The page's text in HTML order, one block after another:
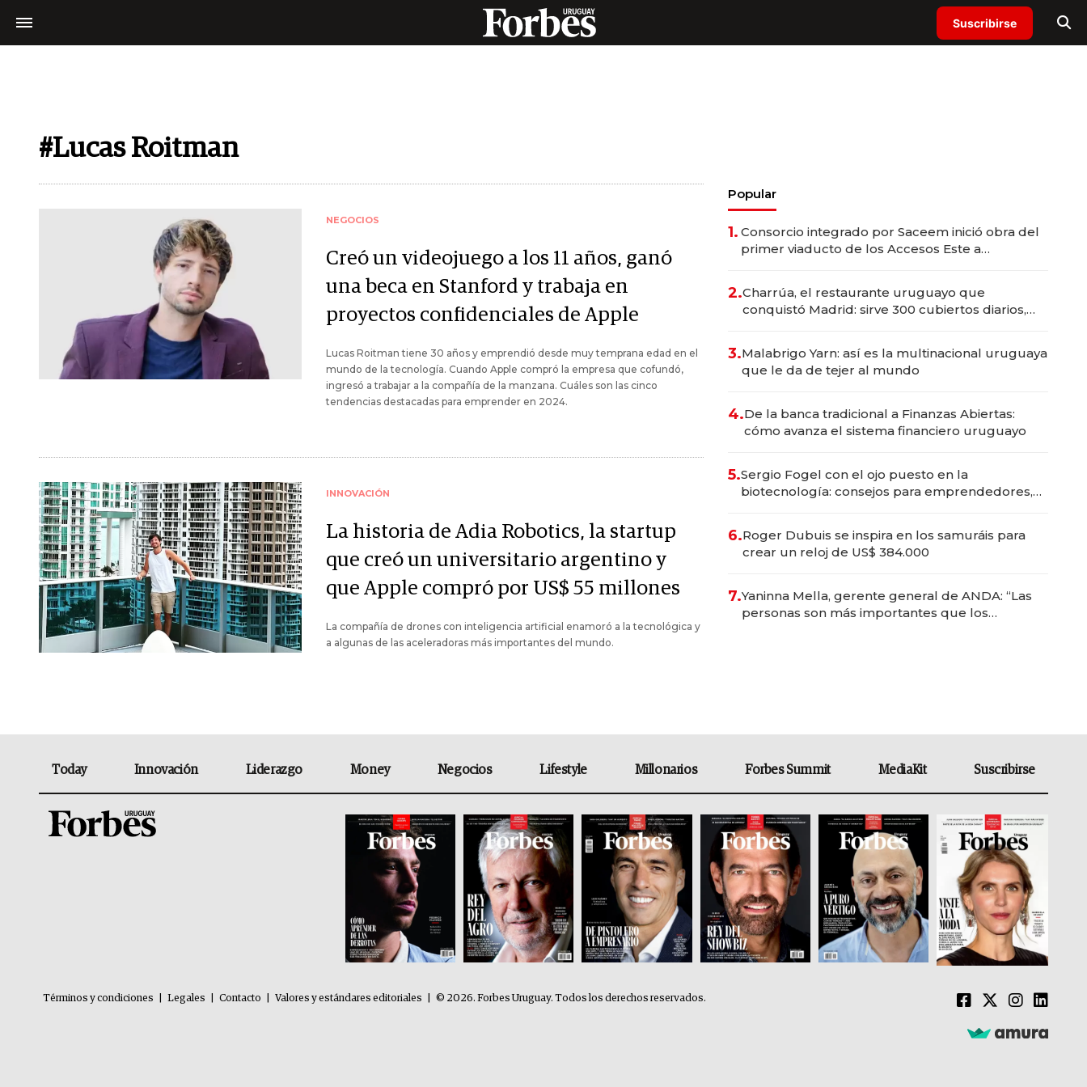
Suscribirse
#Lucas Roitman
NEGOCIOS
Creó un videojuego a los 11 años, ganó
una beca en Stanford y trabaja en
proyectos confidenciales de Apple
Lucas Roitman tiene 30 años y emprendió desde muy temprana edad en el
mundo de la tecnología. Cuando Apple compró la empresa que cofundó,
ingresó a trabajar a la compañía de la manzana. Cuáles son las cinco
tendencias destacadas para emprender en 2024.
INNOVACIÓN
La historia de Adia Robotics, la startup
que creó un universitario argentino y
que Apple compró por US$ 55 millones
La compañía de drones con inteligencia artificial enamoró a la tecnológica y
a algunas de las aceleradoras más importantes del mundo.
Popular
1. Consorcio integrado por Saceem inició obra del
primer viaducto de los Accesos Este a
2.Charrúa, el restaurante uruguayo que
conquistó Madrid: sirve 300 cubiertos diarios,
3.Malabrigo Yarn: así es la multinacional uruguaya
que le da de tejer al mundo
4.De la banca tradicional a Finanzas Abiertas:
cómo avanza el sistema financiero uruguayo
5.Sergio Fogel con el ojo puesto en la
biotecnología: consejos para emprendedores,
6.Roger Dubuis se inspira en los samuráis para
crear un reloj de US$ 384.000
7.Yaninna Mella, gerente general de ANDA: “Las
personas son más importantes que los
Today Innovación Liderazgo Money Negocios Lifestyle Millonarios Forbes Summit MediaKit Suscribirse
Términos y condiciones Legales Contacto Valores y estándares editoriales © 2026. Forbes Uruguay. Todos los derechos reservados.